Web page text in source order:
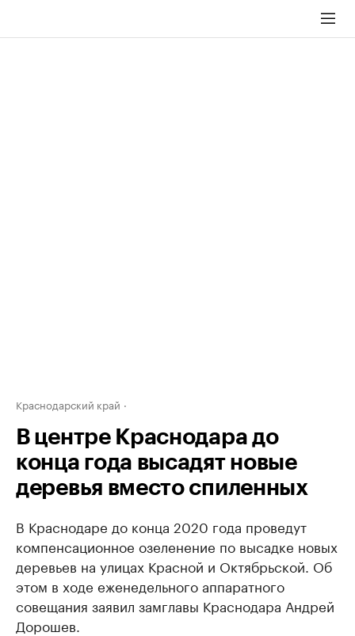
Краснодарский край
В центре Краснодара до
конца года высадят новые
деревья вместо спиленных
В Краснодаре до конца 2020 года проведут
компенсационное озеленение по высадке новых
деревьев на улицах Красной и Октябрьской. Об
этом в ходе еженедельного аппаратного
совещания заявил замглавы Краснодара Андрей
Дорошев.